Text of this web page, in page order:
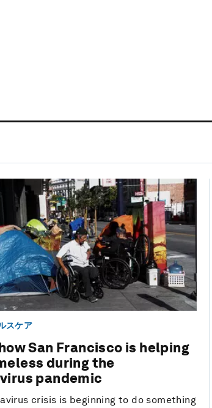
スケア
San Francisco is helping
during the
pandemic
crisis is beginning to do something